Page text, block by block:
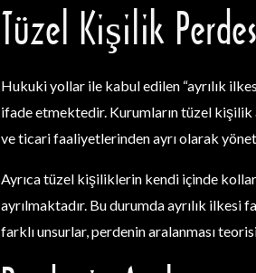
Tüzel Kişilik
Hukuki yollar ile kabul edilen “ayrılık
ifade etmektedir. Kurumların tüzel kişilik
ve ticari faaliyetlerinden ayrı olarak
Ayrıca tüzel kişiliklerin kendi içinde
ayrılmaktadır. Bu durumda ayrılık ilkesi
farklı unsurlar, perdenin aralanması